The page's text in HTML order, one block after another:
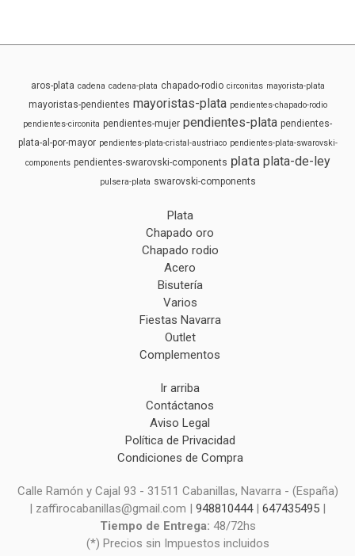
aros-plata cadena cadena-plata chapado-rodio circonitas mayorista-plata
mayoristas-pendientes mayoristas-plata pendientes-chapado-rodio
pendientes-circonita pendientes-mujer pendientes-plata pendientes-
plata-al-por-mayor pendientes-plata-cristal-austriaco pendientes-plata-swarovski-
components pendientes-swarovski-components plata plata-de-ley
pulsera-plata swarovski-components
Plata
Chapado oro
Chapado rodio
Acero
Bisutería
Varios
Fiestas Navarra
Outlet
Complementos
Ir arriba
Contáctanos
Aviso Legal
Política de Privacidad
Condiciones de Compra
Calle Ramón y Cajal 93 - 31511 Cabanillas, Navarra - (España)
| zaffirocabanillas@gmail.com | 948810444| 647435495 |
Tiempo de Entrega: 48/72hs
(*) Precios sin Impuestos incluidos